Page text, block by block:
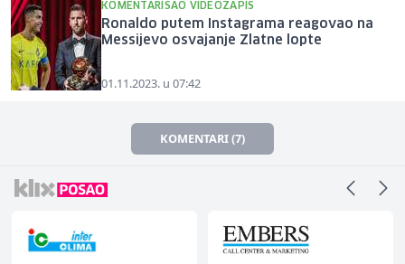
KOMENTARISAO VIDEOZAPIS
Ronaldo putem Instagrama reagovao na
Messijevo osvajanje Zlatne lopte
01.11.2023. u 07:42
KOMENTARI (7)